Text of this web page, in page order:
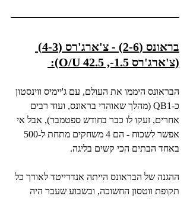
בראונס (2-6) - צ'ארג'רס (4-3)
(צ'ארג'רס 1.5-, O/U 42.5):
הבראונס היממו את העולם, עם ג'יימיס ווינסטון
כ-QB1 (מהלך שאוהדי בראונס, ועוד רבים
אחרים, זעקו לו כבר בחודש ספטמבר), אבל אי
באחד הבתים הכי קשים בליגה.
ההגנה של הבראונס הייתה אנדרייטד לאורך כל
תקופת ווטסון החשוכה, ובשבוע שעבר היה